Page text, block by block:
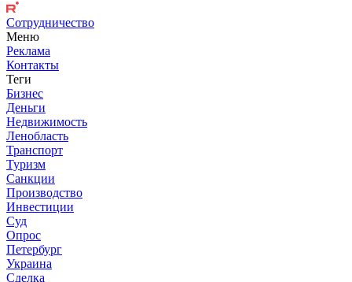
Сотрудничество
Меню
Реклама
Контакты
Теги
Бизнес
Деньги
Недвижимость
Ленобласть
Транспорт
Туризм
Санкции
Производство
Инвестиции
Суд
Опрос
Петербург
Украина
Сделка